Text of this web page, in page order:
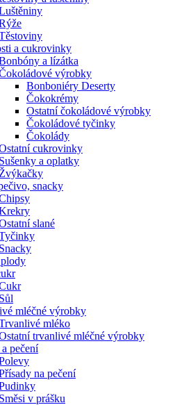
a cukrovinky
a lízátka
výrobky
Bonboniéry Deserty
Čokokrémy
Ostatní čokoládové výrobky
Čokoládové tyčinky
Čokolády
cukrovinky
Sušenky a oplatky
Žvýkačky
snacky
slané
Snacky
Sůl
mléčné výrobky
mléko
trvanlivé mléčné výrobky
pečení
na pečení
Směsi v prášku